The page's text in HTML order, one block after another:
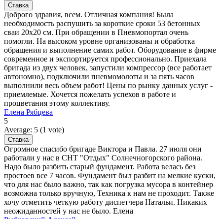
Доброго здравия, всем. Отличная компания! Была
необходимость распушить за короткие сроки 53 бетонных
сваи 20х20 см. При обращении в Пневмопортал очень
помогли. На высоком уровне организованы и обработка
обращения и выполнение самих работ. Оборудование в фирме
современное и экспортируется профессионально. Приехала
бригада из двух человек, запустили компрессор (все работает
автономно), подключили пневмомолоты и за пять часов
выполнили весь объем работ! Цены по рынку данных услуг -
приемлемые. Хочется пожелать успехов в работе и
процветания этому коллективу.
Елена Рябцева
5
Average: 5 (1 vote)
Огромное спасибо бригаде Виктора и Павла. 27 июля они
работали у нас в СНТ "Отдых" Солнечногорского района.
Надо было разбить старый фундамент. Работа велась без
простоев все 7 часов. Фундамент был разбит на мелкие куски,
что для нас было важно, так как погрузка мусора в контейнер
возможна только вручную, Техника к нам не проходит. Также
хочу отметить четкую работу диспетчера Натальи. Никаких
неожиданностей у нас не было. Елена